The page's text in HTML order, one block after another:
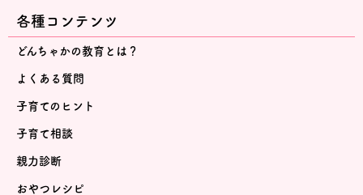
各種コンテンツ
どんちゃかの教育とは？
よくある質問
子育てのヒント
子育て相談
親力診断
おやつレシピ